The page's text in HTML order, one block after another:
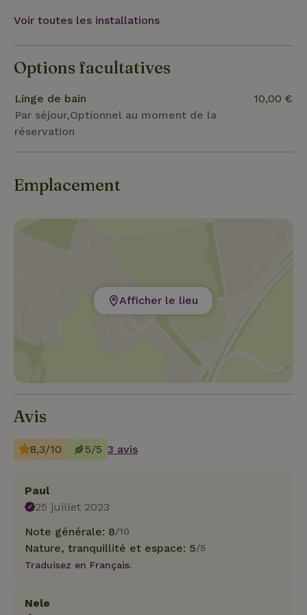
Voir toutes les installations
Options facultatives
Linge de bain
Par séjour,Optionnel au moment de la
réservation
10,00 €
Emplacement
Afficher le lieu
Avis
8,3/10 5/5 3 avis
Paul
25 juillet 2023
Note générale: 8/10
Nature, tranquillité et espace: 5/5
Traduisez en Français.
Nele